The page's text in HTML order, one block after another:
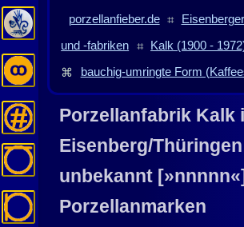
porzellanfieber.de ⌗
und -fabriken ⌗ Kalk (1900 -
⌘ bauchig-umringte Form
Porzellanfabrik Kalk
Eisenberg/
unbekannt
Porzellanmarken